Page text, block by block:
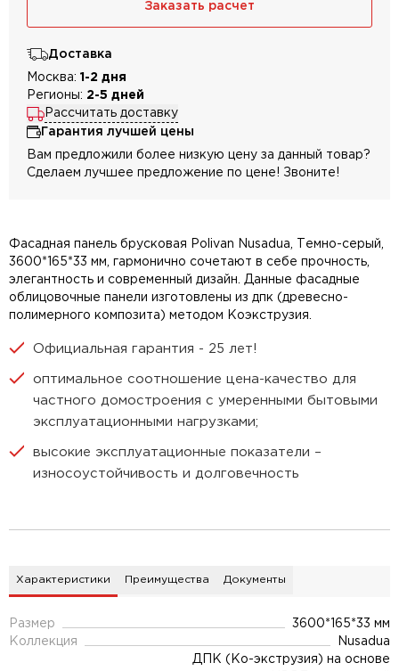
Заказать расчет
Доставка
Москва: 1-2 дня
Регионы: 2-5 дней
Рассчитать доставку
Гарантия лучшей цены
Вам предложили более низкую цену за данный товар?
Сделаем лучшее предложение по цене! Звоните!
Фасадная панель брусковая Polivan Nusadua, Темно-серый,
3600*165*33 мм, гармонично сочетают в себе прочность,
элегантность и современный дизайн. Данные фасадные
облицовочные панели изготовлены из дпк (древесно-
полимерного композита) методом Коэкструзия.
Официальная гарантия - 25 лет!
оптимальное соотношение цена-качество для
частного домостроения с умеренными бытовыми
эксплуатационными нагрузками;
высокие эксплуатационные показатели –
износоустойчивость и долговечность
Характеристики Преимущества Документы
Размер
3600*165*33 мм
Коллекция
Nusadua
ДПК (Ко-экструзия) на основе